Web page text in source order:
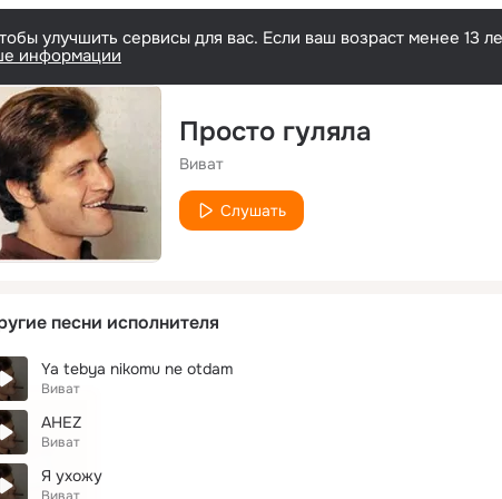
улучшить сервисы для вас. Если ваш возраст менее 13
информации
Просто гуляла
Виват
Слушать
песни исполнителя
Ya tebya nikomu ne otdam
Виват
AHEZ
Виват
Я ухожу